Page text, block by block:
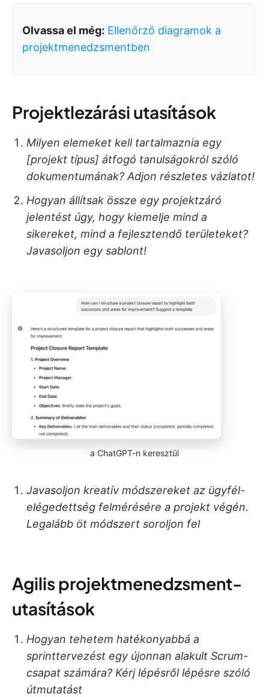
Olvassa el még: Ellenőrző diagramok a
projektmenedzsmentben
Projektlezárási utasítások
Milyen elemeket kell tartalmaznia egy
[projekt típus] átfogó tanulságokról szóló
dokumentumának? Adjon részletes vázlatot!
Hogyan állítsak össze egy projektzáró
jelentést úgy, hogy kiemelje mind a
sikereket, mind a fejlesztendő területeket?
Javasoljon egy sablont!
a ChatGPT-n keresztül
Javasoljon kreatív módszereket az ügyfél-
elégedettség felmérésére a projekt végén.
Legalább öt módszert soroljon fel
Agilis projektmenedzsment-
utasítások
Hogyan tehetem hatékonyabbá a
sprinttervezést egy újonnan alakult Scrum-
csapat számára? Kérj lépésről lépésre szóló
útmutatást